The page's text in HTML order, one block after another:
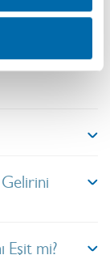
inşaat,
gibi farklı
Eşit mi?